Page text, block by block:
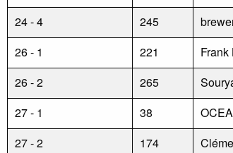
24 - 4
245
26 - 1
221 Frank
26 - 2
265
27 - 1
38
27 - 2
174